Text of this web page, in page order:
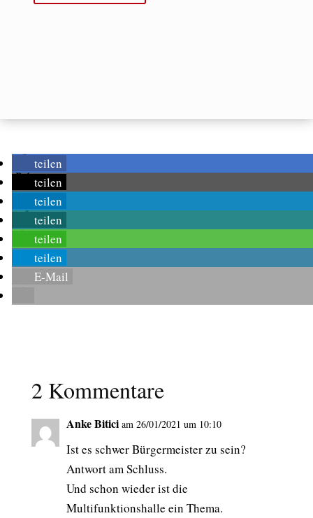
teilen
teilen
teilen
teilen
teilen
teilen
E-Mail
2 Kommentare
Anke Bitici am 26/01/2021 um 10:10
Ist es schwer Bürgermeister zu sein?
Antwort am Schluss.
Und schon wieder ist die
Multifunktionshalle ein Thema.